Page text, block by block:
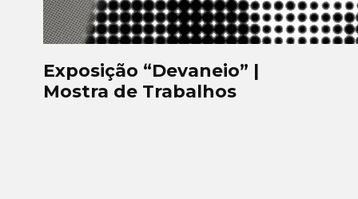
Exposição “Devaneio” |
Mostra de Trabalhos